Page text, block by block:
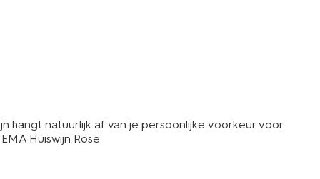
hangt natuurlijk af van je persoonlijke voorkeur voor
Huiswijn Rose.